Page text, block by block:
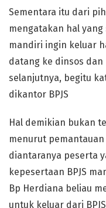
Sementara itu dari
mengatakan hal yang
mandiri ingin keluar
datang ke dinsos
selanjutnya, begitu
dikantor BPJS
Hal demikian bukan
menurut
diantaranya peserta
kepesertaan BPJS
Bp Herdiana beliau
untuk keluar dari